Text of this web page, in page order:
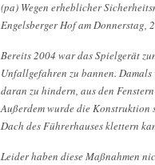
(pa) Wegen erheblicher
Engelsberger Hof am Donnerstag,
Bereits 2004 war das Spielgerät
Unfallgefahren zu bannen.
daran zu hindern, aus den
Außerdem wurde die Konstruktion
Dach des Führerhauses klettern
Leider haben diese Maßnahmen